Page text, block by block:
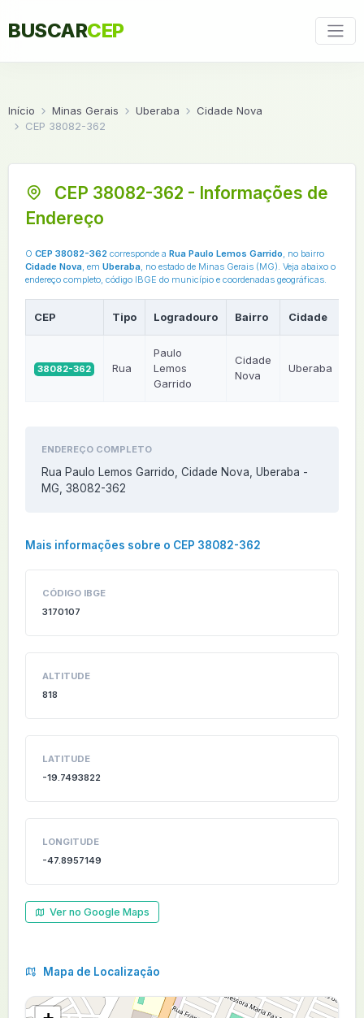
BUSCARCEP
Início Minas Gerais Uberaba
Cidade Nova
CEP 38082-362
CEP 38082-362 - Informações de
Endereço
O CEP 38082-362 corresponde a Rua Paulo Lemos Garrido, no bairro
Cidade Nova, em Uberaba, no estado de Minas Gerais (MG). Veja abaixo o
endereço completo, código IBGE do município e coordenadas geográficas.
CEP Tipo Logradouro Bairro Cidade
38082-362 Rua
Paulo
Lemos
Garrido
Cidade
Nova
Uberaba
ENDEREÇO COMPLETO
Rua Paulo Lemos Garrido, Cidade Nova, Uberaba -
MG, 38082-362
Mais informações sobre o CEP 38082-362
CÓDIGO IBGE
3170107
ALTITUDE
818
LATITUDE
-19.7493822
LONGITUDE
-47.8957149
Ver no Google Maps
Mapa de Localização